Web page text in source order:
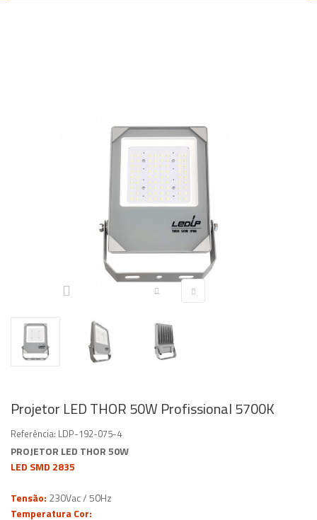
Projetor LED THOR 50W Profissional 5700K
Referência: LDP-192-075-4
PROJETOR LED THOR 50W
LED SMD 2835
Tensão: 230Vac / 50Hz
Temperatura Cor: